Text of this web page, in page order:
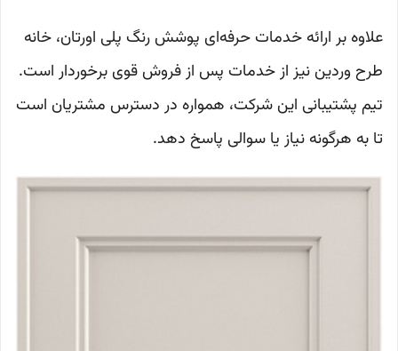
علاوه بر ارائه خدمات حرفه‌ای پوشش رنگ پلی اورتان، خانه
طرح وردین نیز از خدمات پس از فروش قوی برخوردار است.
تیم پشتیبانی این شرکت، همواره در دسترس مشتریان است
تا به هرگونه نیاز یا سوالی پاسخ دهد.